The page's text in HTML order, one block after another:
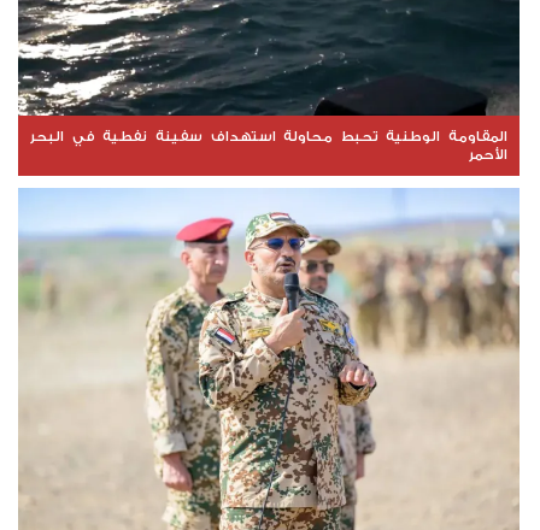
المقاومة الوطنية تحبط محاولة استهداف سفينة نفطية في البحر
الأحمر